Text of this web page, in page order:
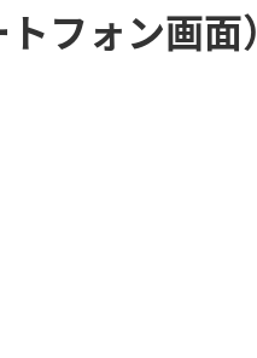
フォン画面）